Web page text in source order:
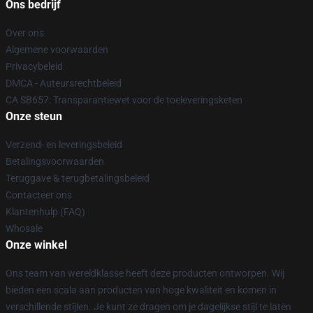
Ons bedrijf
Over ons
Algemene voorwaarden
Privacybeleid
DMCA - Auteursrechtbeleid
CA SB657: Transparantiewet voor de toeleveringsketen
Onze steun
Verzend- en leveringsbeleid
Betalingsvoorwaarden
Teruggave & terugbetalingsbeleid
Contacteer ons
Klantenhulp (FAQ)
Whosale
Onze winkel
Ons team van wereldklasse heeft deze producten ontworpen. Wij
bieden een scala aan producten van hoge kwaliteit en komen in
verschillende stijlen. Je kunt ze dragen om je dagelijkse stijl te laten